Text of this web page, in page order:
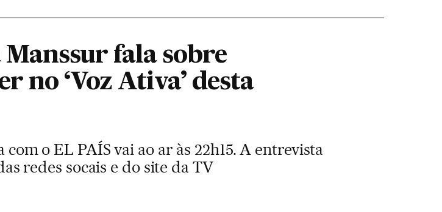
fala sobre
no ‘Voz Ativa’ desta
o EL PAÍS vai ao ar às 22h15. A entrevista
redes socais e do site da TV